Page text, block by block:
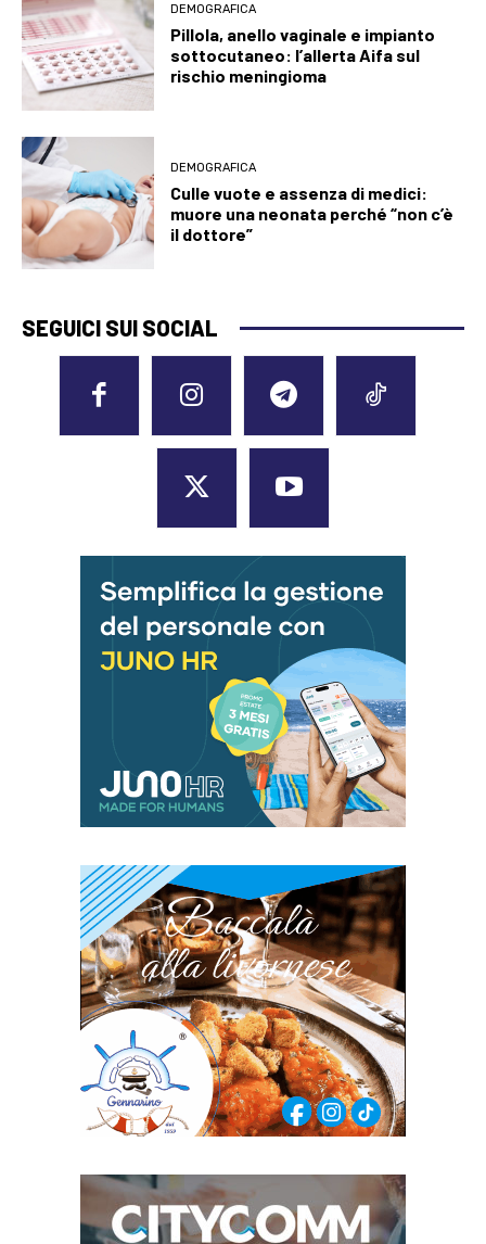
DEMOGRAFICA
Pillola, anello vaginale e impianto
sottocutaneo: l’allerta Aifa sul
rischio meningioma
DEMOGRAFICA
Culle vuote e assenza di medici:
muore una neonata perché “non c’è
il dottore”
SEGUICI SUI SOCIAL